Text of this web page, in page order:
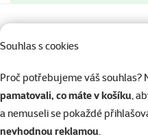
Souhlas s cookies
Proč potřebujeme váš souhlas?
pamatovali, co máte v košíku,
a nemuseli se pokaždé
nevhodnou reklamou.
Další
Cat Stick VITAKRAFT Mini ente +